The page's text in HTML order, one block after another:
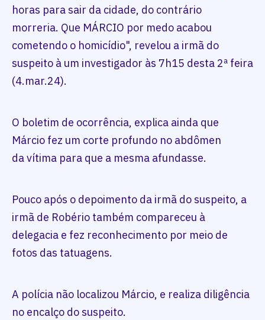
horas para sair da cidade, do contrário
morreria. Que MÁRCIO por medo acabou
cometendo o homicídio", revelou a irmã do
suspeito à um investigador às 7h15 desta 2ª feira
(4.mar.24).
O boletim de ocorrência, explica ainda que
Márcio fez um corte profundo no abdômen
da vítima para que a mesma afundasse.
Pouco após o depoimento da irmã do suspeito, a
irmã de Robério também compareceu à
delegacia e fez reconhecimento por meio de
fotos das tatuagens.
A polícia não localizou Márcio, e realiza diligência
no encalço do suspeito.